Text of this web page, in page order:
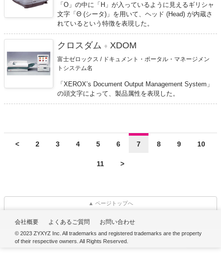
「O」の中に「H」が入っているように見えるギリシャ
文字「Θ (シータ)」を用いて、ヘッド (Head) が内蔵さ
れているという特徴を表現した。
クロスダム ♦ XDOM
富士ゼロックス / ドキュメント・ポータル・マネージメン
トシステム名
「XEROX’s Document Output Management System」
の頭文字によって、製品属性を表現した。
< 2 3 4 5 6 7 8 9 10
11 >
▲ ページトップへ
会社概要 よくあるご質問 お問い合わせ
© 2023 ZYXYZ Inc. All trademarks and registered trademarks are the property
of their respective owners. All Rights Reserved.